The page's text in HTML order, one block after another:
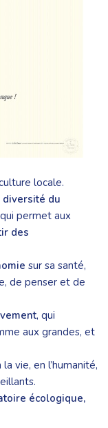
locale.
du
permet aux
des
sur sa santé,
de penser et de
, qui
aux grandes, et
la vie, en l’humanité,
écologique,